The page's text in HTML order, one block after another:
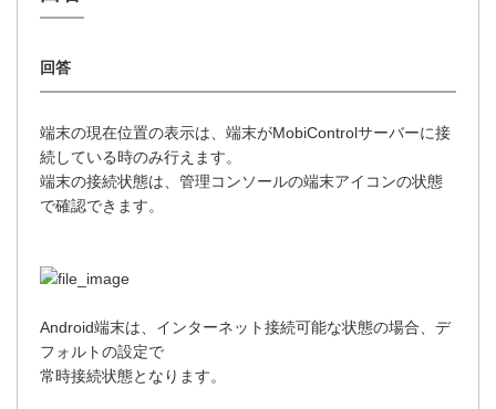
端末の現在位置の表示は、端末がMobiControlサーバーに接
続している時のみ行えます。
端末の接続状態は、管理コンソールの端末アイコンの状態
で確認できます。
Android端末は、インターネット接続可能な状態の場合、デ
フォルトの設定で
常時接続状態となります。